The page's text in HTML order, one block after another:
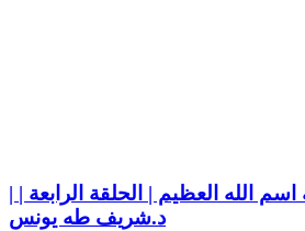
اسم الله العظيم | الحلقة الرابعة | |
د.شريف طه يونس